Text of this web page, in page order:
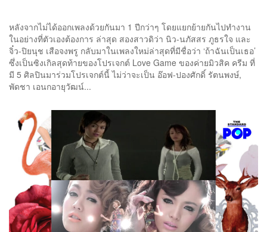
หลังจากไม่ได้ออกเพลงด้วยกันมา 1 ปีกว่าๆ โดยแยกย้ายกันไปทำงาน
ในอย่างที่ตัวเองต้องการ ล่าสุด สองสาวดิว่า นิว-นภัสสร ภูธรใจ และ
จิ๋ว-ปิยนุช เสือจงพรู กลับมาในเพลงใหม่ล่าสุดที่มีชื่อว่า ‘ถ้าฉันเป็นเธอ’
ซึ่งเป็นซิงเกิลสุดท้ายของโปรเจกต์ Love Game ของค่ายมิวสิค ครีม ที่
มี 5 ศิลปินมาร่วมโปรเจกต์นี้ ไม่ว่าจะเป็น อ๊อฟ-ปองศักดิ์ รัตนพงษ์,
พัดชา เอนกอายุวัฒน์...